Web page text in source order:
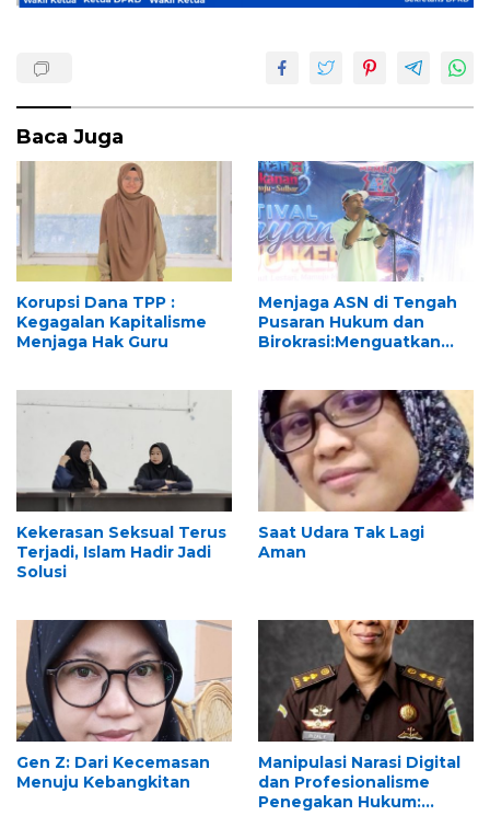
Baca Juga
Korupsi Dana TPP :
Kegagalan Kapitalisme
Menjaga Hak Guru
Menjaga ASN di Tengah
Pusaran Hukum dan
Birokrasi:Menguatkan
Kekerasan Seksual Terus
Terjadi, Islam Hadir Jadi
Solusi
Saat Udara Tak Lagi
Aman
Gen Z: Dari Kecemasan
Menuju Kebangkitan
Manipulasi Narasi Digital
dan Profesionalisme
Penegakan Hukum: